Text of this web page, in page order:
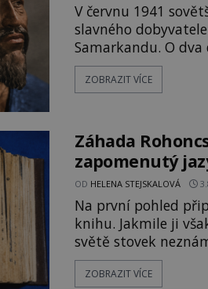
V červnu 1941
slavného
Samarkandu. O
Německo zahajuje
Sovětský svaz.
fascinující souhru okolností?
Michail Gerasimov
ZOBRAZIT VÍCE
Záhada
zapomenutý
mistrovský
OD HELENA STEJSKALOVÁ
Na první pohled
knihu. Jakmile ji
světě stovek
ilustrací a textu,
vzdoruje všem
ZOBRAZIT VÍCE